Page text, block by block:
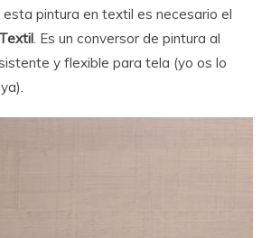
pintura en textil es necesario el
. Es un conversor de pintura al
y flexible para tela (yo os lo